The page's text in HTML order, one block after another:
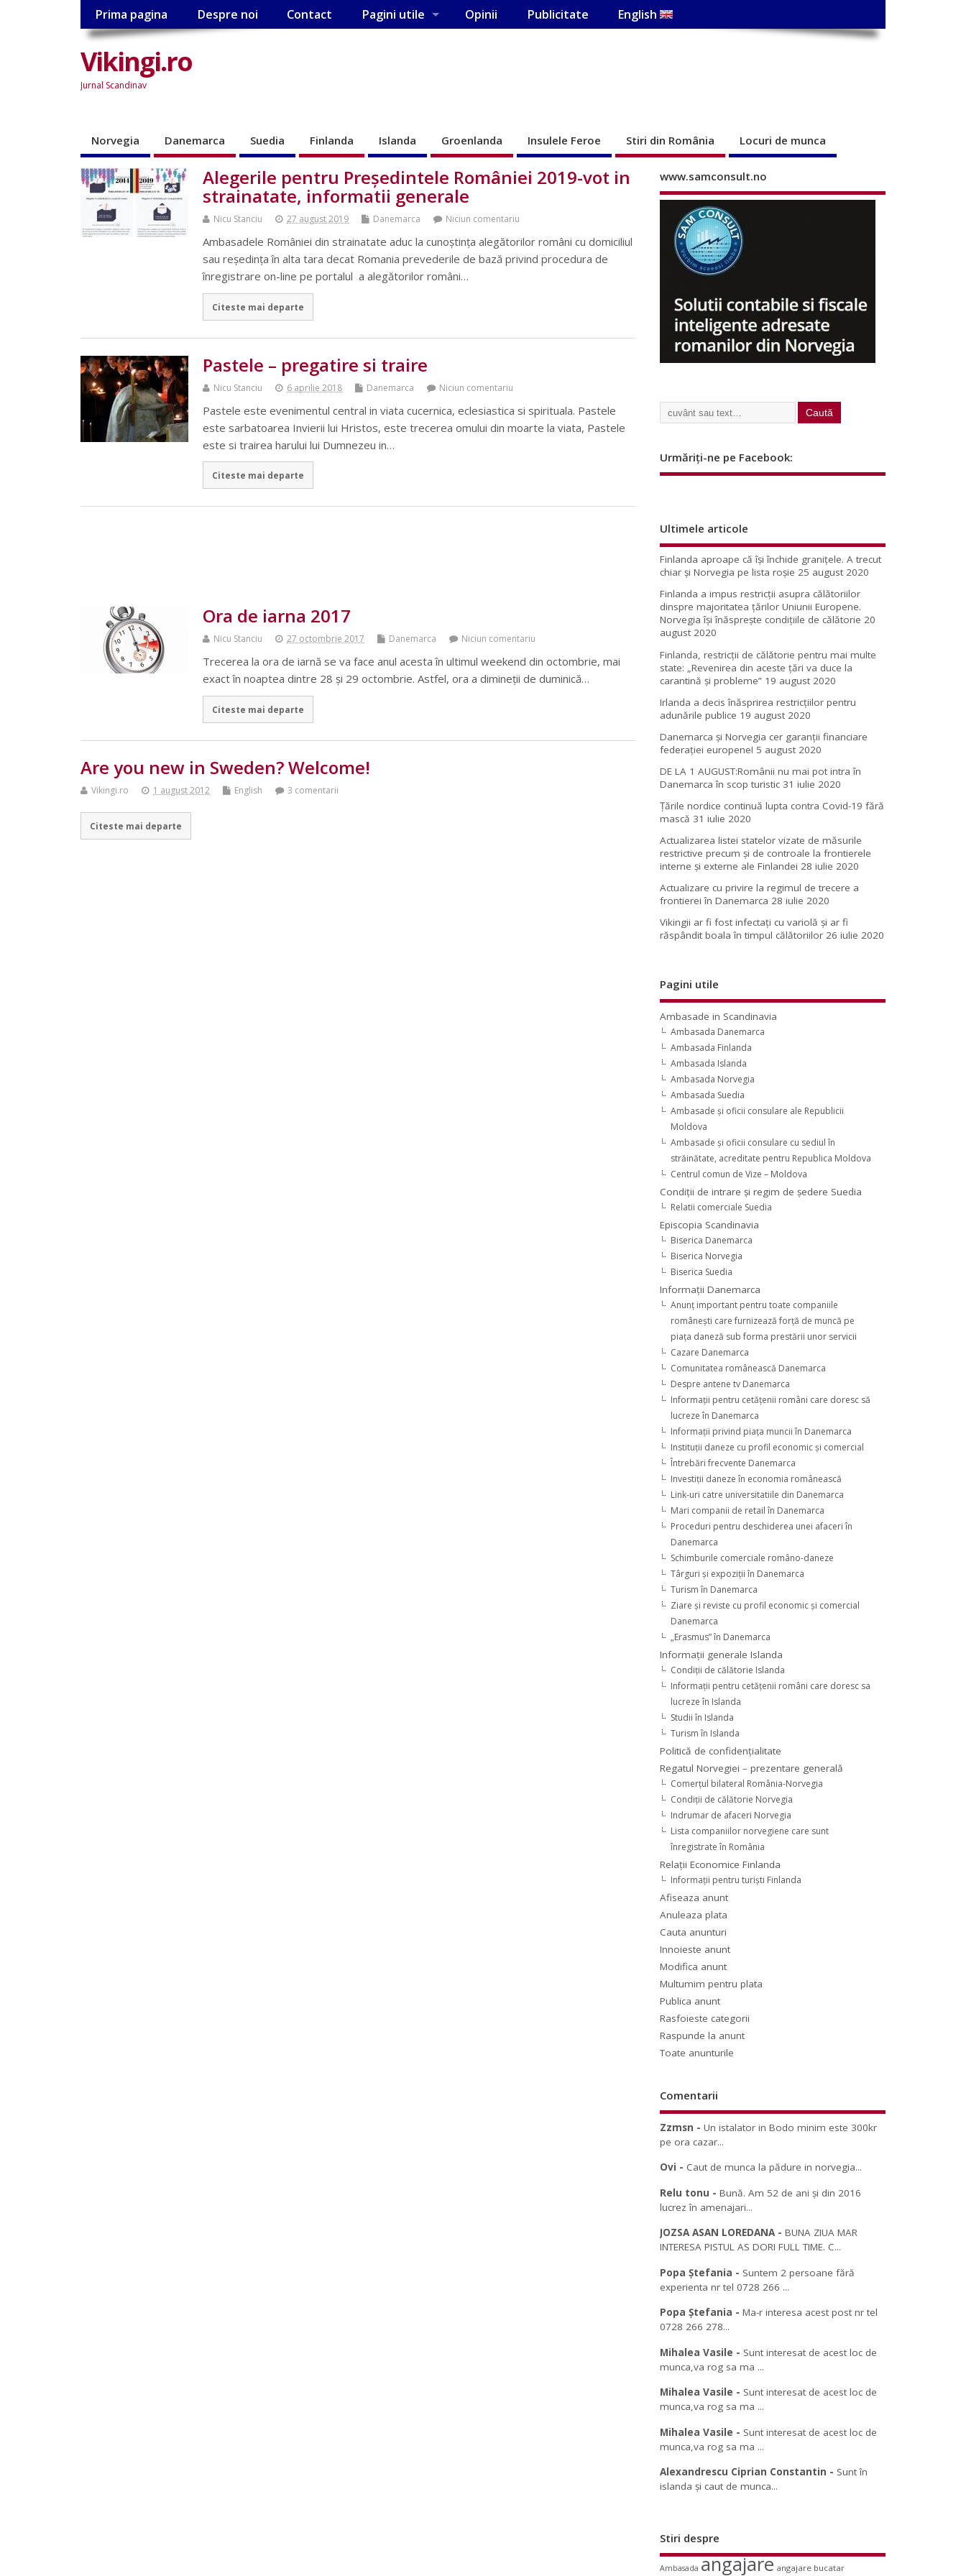
Prima pagina Despre noi Contact Pagini utile Opinii Publicitate English
Vikingi.ro
Jurnal Scandinav
Norvegia Danemarca Suedia Finlanda Islanda Groenlanda Insulele Feroe Stiri din România Locuri de munca
Alegerile pentru Președintele României 2019-vot in
strainatate, informatii generale
Nicu Stanciu 27 august 2019 Danemarca Niciun comentariu
Ambasadele României din strainatate aduc la cunoștința alegătorilor români cu domiciliul
sau reședința în alta tara decat Romania prevederile de bază privind procedura de
înregistrare on-line pe portalul a alegătorilor români…
Citeste mai departe
Pastele – pregatire si traire
Nicu Stanciu 6 aprilie 2018 Danemarca Niciun comentariu
Pastele este evenimentul central in viata cucernica, eclesiastica si spirituala. Pastele
este sarbatoarea Invierii lui Hristos, este trecerea omului din moarte la viata, Pastele
este si trairea harului lui Dumnezeu in…
Citeste mai departe
Ora de iarna 2017
Nicu Stanciu 27 octombrie 2017 Danemarca Niciun comentariu
Trecerea la ora de iarnă se va face anul acesta în ultimul weekend din octombrie, mai
exact în noaptea dintre 28 şi 29 octombrie. Astfel, ora a dimineţii de duminică…
Citeste mai departe
Are you new in Sweden? Welcome!
Vikingi.ro 1 august 2012 English 3 comentarii
Citeste mai departe
www.samconsult.no
Urmăriți-ne pe Facebook:
Ultimele articole
Finlanda aproape că își închide granițele. A trecut
chiar și Norvegia pe lista roșie 25 august 2020
Finlanda a impus restricţii asupra călătoriilor
dinspre majoritatea ţărilor Uniunii Europene.
Norvegia își înăsprește condițiile de călătorie 20
august 2020
Finlanda, restricţii de călătorie pentru mai multe
state: „Revenirea din aceste ţări va duce la
carantină şi probleme” 19 august 2020
Irlanda a decis înăsprirea restricțiilor pentru
adunările publice 19 august 2020
Danemarca și Norvegia cer garanții financiare
federației europene! 5 august 2020
DE LA 1 AUGUST:Românii nu mai pot intra în
Danemarca în scop turistic 31 iulie 2020
Țările nordice continuă lupta contra Covid-19 fără
mască 31 iulie 2020
Actualizarea listei statelor vizate de măsurile
restrictive precum și de controale la frontierele
interne și externe ale Finlandei 28 iulie 2020
Actualizare cu privire la regimul de trecere a
frontierei în Danemarca 28 iulie 2020
Vikingii ar fi fost infectaţi cu variolă şi ar fi
răspândit boala în timpul călătoriilor 26 iulie 2020
Pagini utile
Ambasade in Scandinavia
Ambasada Danemarca
Ambasada Finlanda
Ambasada Islanda
Ambasada Norvegia
Ambasada Suedia
Ambasade şi oficii consulare ale Republicii
Moldova
Ambasade şi oficii consulare cu sediul în
străinătate, acreditate pentru Republica Moldova
Centrul comun de Vize – Moldova
Condiţii de intrare şi regim de şedere Suedia
Relatii comerciale Suedia
Episcopia Scandinavia
Biserica Danemarca
Biserica Norvegia
Biserica Suedia
Informaţii Danemarca
Anunţ important pentru toate companiile
româneşti care furnizează forţă de muncă pe
piaţa daneză sub forma prestării unor servicii
Cazare Danemarca
Comunitatea românească Danemarca
Despre antene tv Danemarca
Informaţii pentru cetăţenii români care doresc să
lucreze în Danemarca
Informaţii privind piaţa muncii în Danemarca
Instituţii daneze cu profil economic şi comercial
Întrebări frecvente Danemarca
Investiţii daneze în economia românească
Link-uri catre universitatiile din Danemarca
Mari companii de retail în Danemarca
Proceduri pentru deschiderea unei afaceri în
Danemarca
Schimburile comerciale româno-daneze
Târguri şi expoziţii în Danemarca
Turism în Danemarca
Ziare şi reviste cu profil economic şi comercial
Danemarca
„Erasmus” în Danemarca
Informaţii generale Islanda
Condiţii de călătorie Islanda
Informaţii pentru cetăţenii români care doresc sa
lucreze în Islanda
Studii în Islanda
Turism în Islanda
Politică de confidențialitate
Regatul Norvegiei – prezentare generală
Comerţul bilateral România-Norvegia
Condiții de călătorie Norvegia
Indrumar de afaceri Norvegia
Lista companiilor norvegiene care sunt
înregistrate în România
Relaţii Economice Finlanda
Informaţii pentru turişti Finlanda
Afiseaza anunt
Anuleaza plata
Cauta anunturi
Innoieste anunt
Modifica anunt
Multumim pentru plata
Publica anunt
Rasfoieste categorii
Raspunde la anunt
Toate anunturile
Comentarii
Zzmsn -Un istalator in Bodo minim este 300kr
pe ora cazar...
Ovi - Caut de munca la pădure in norvegia...
Relu tonu -Bună. Am 52 de ani și din 2016
lucrez în amenajari...
JOZSA ASAN LOREDANA-BUNA ZIUA MAR
INTERESA PISTUL AS DORI FULL TIME. C...
Popa Ștefania - Suntem 2 persoane fără
experienta nr tel 0728 266 ...
Popa Ștefania -Ma-r interesa acest post nr tel
0728 266 278...
Mihalea Vasile - Sunt interesat de acest loc de
munca,va rog sa ma ...
Mihalea Vasile - Sunt interesat de acest loc de
munca,va rog sa ma ...
Mihalea Vasile - Sunt interesat de acest loc de
munca,va rog sa ma ...
Alexandrescu Ciprian Constantin - Sunt în
islanda și caut de munca...
Stiri despre
Ambasada angajare angajare bucatar